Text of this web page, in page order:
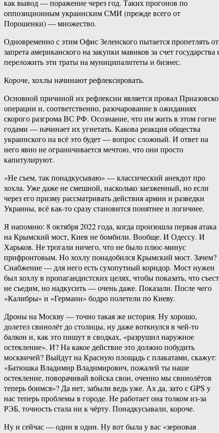
как вывод — поражение через год. Таких прогонов по
оппозиционным украинским СМИ (прежде всего от
Порошенки) — множество.
Одновременно с этим Офис Зеленского пытается пропетлять от
запрета американского на закупки мавиков за счет государства
переложить эти траты на муниципалитеты и бизнес.
Короче, хохлы начинают рефлексировать.
Основной причиной их рефлексии является провал
операции и, соответственно, разочарование в ожиданиях
скорого разгрома ВС РФ. Осознание, что им жить в этом гогне
годами — начинает их угнетать. Какова реакция общества
украинского на всё это будет — вопрос сложный. И ответ на
него явно не ограничивается мечтою, что они просто
капитулируют.
«Не съем, так понадкусываю» — классический анекдот про
хохла. Уже даже не смешной, насколько заезженный, но если
через его призму рассматривать действия армии и разведки
Украины, всё как-то сразу становится понятнее и логичнее.
Я напомню: 8 октября 2022 года, когда произошла первая атака
на Крымский мост, Киев не бомбили. Вообще. И Одессу. И
Харьков. Не трогали ничего, что не было плюс-минус
прифронтовым. Но хохлу понадобился Крымский мост. Зачем?
Снабжение — для него есть сухопутный коридор. Мост нужен
был хохлу в пропагандистских целях, чтобы показать, что
не съедим, но надкусить — очень даже. Показали. После чего
«Калибры» и «Германи» бодро полетели по Киеву.
Дроны на Москву — точно такая же история. Ну хорошо,
долетел свинолёт до столицы, ну даже воткнулся в чей-то
балкон и, как это пишут в сводках, «разрушил наружное
остекление». И? На какое действие это должно побудить
москвичей? Выйдут на Красную площадь с плакатами, скажут:
«Батюшка Владимир Владимирович, пожалей ты наше
остекление, поворачивай войска свои, оченно мы свинолётов
теперь боимся»? Да нет, забыли ведь уже. Ах да, зато с GPS у
нас теперь проблемы в городе. Не работает она толком из-за
РЭБ, точность стала ни к чёрту. Понадкусывали, короче.
Ну и сейчас — один в один. Ну вот была у вас «зерновая